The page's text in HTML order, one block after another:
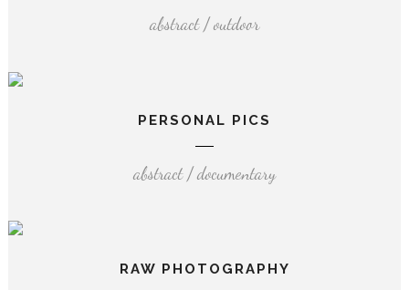
abstract / outdoor
PERSONAL PICS
abstract / documentary
RAW PHOTOGRAPHY